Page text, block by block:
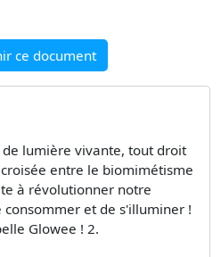
ce document
lumière vivante, tout droit
entre le biomimétisme
à révolutionner notre
et de s'illuminer !
Glowee ! 2.